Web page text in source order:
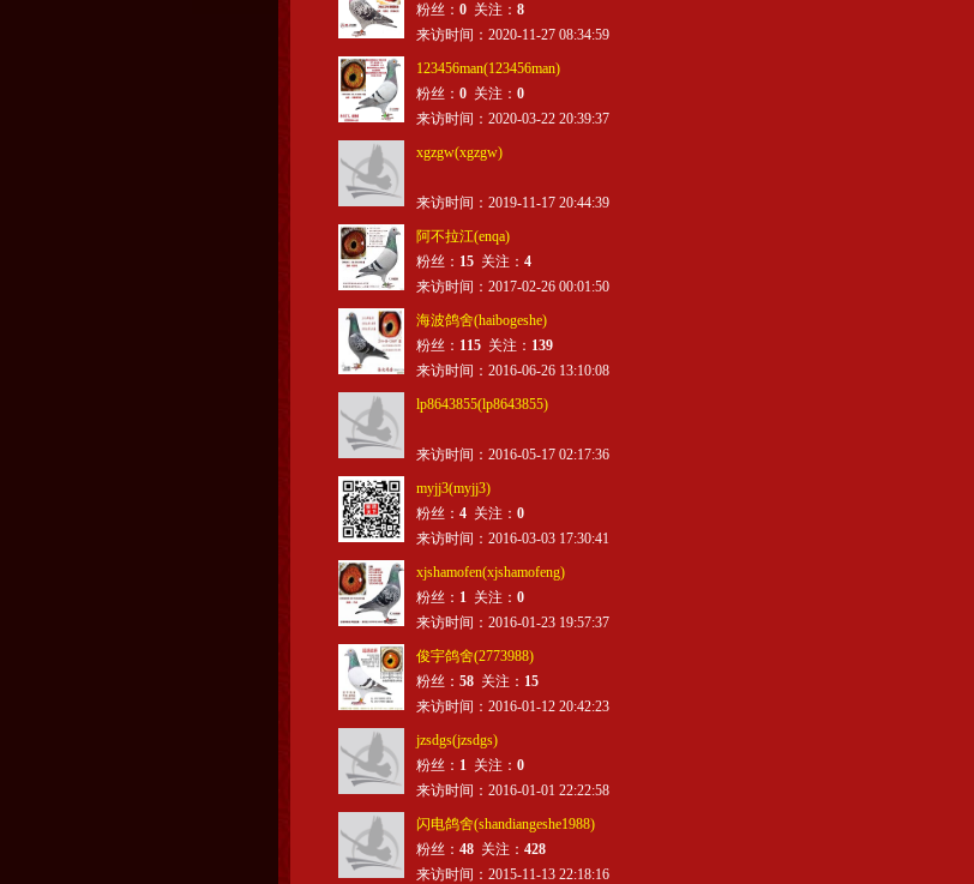
粉丝： 0 关注： 8
来访时间：2020-11-27 08:34:59
123456man(123456man)
粉丝： 0 关注： 0
来访时间：2020-03-22 20:39:37
xgzgw(xgzgw)
来访时间：2019-11-17 20:44:39
阿不拉江(enqa)
粉丝： 15 关注： 4
来访时间：2017-02-26 00:01:50
海波鸽舍(haibogeshe)
粉丝： 115 关注： 139
来访时间：2016-06-26 13:10:08
lp8643855(lp8643855)
来访时间：2016-05-17 02:17:36
myjj3(myjj3)
粉丝： 4 关注： 0
来访时间：2016-03-03 17:30:41
xjshamofen(xjshamofeng)
粉丝： 1 关注： 0
来访时间：2016-01-23 19:57:37
俊宇鸽舍(2773988)
粉丝： 58 关注： 15
来访时间：2016-01-12 20:42:23
jzsdgs(jzsdgs)
粉丝： 1 关注： 0
来访时间：2016-01-01 22:22:58
闪电鸽舍(shandiangeshe1988)
粉丝： 48 关注： 428
来访时间：2015-11-13 22:18:16